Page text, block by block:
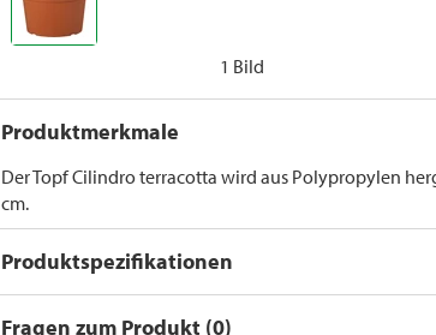
1 Bild
Produktmerkmale
Der Topf Cilindro terracotta wird aus Polypropylen
cm.
Produktspezifikationen
Fragen zum Produkt (0)